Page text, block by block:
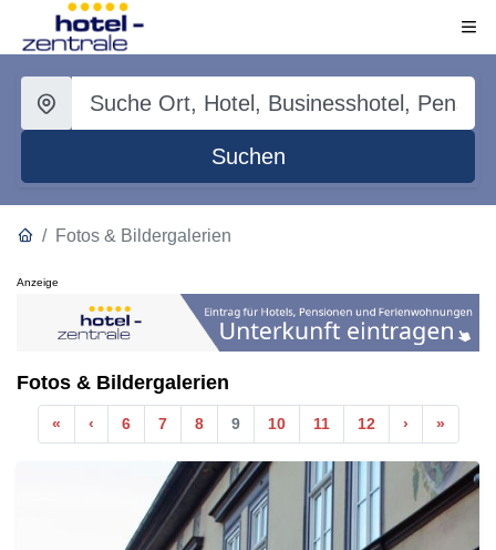
Suchen
Fotos & Bildergalerien
Anzeige
Fotos & Bildergalerien
«Anfang
‹Vorherige
6 7 8 9 10 11 12 ›Nächste
»Ende